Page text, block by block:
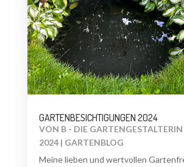
GARTENBESICHTIGUNGEN 2024
VON B - DIE GARTENGESTALTERIN
2024| GARTENBLOG
Meine lieben und wertvollen